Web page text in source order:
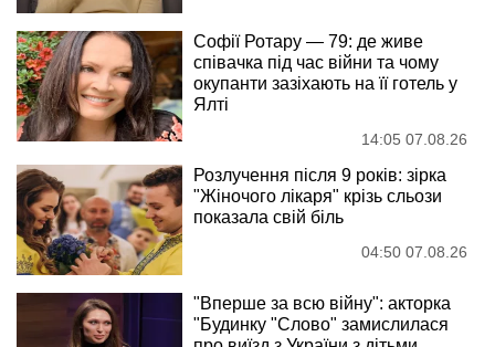
Софії Ротару — 79: де живе
співачка під час війни та чому
окупанти зазіхають на її готель у
Ялті
14:05 07.08.26
Розлучення після 9 років: зірка
"Жіночого лікаря" крізь сльози
показала свій біль
04:50 07.08.26
"Вперше за всю війну": акторка
"Будинку "Слово" замислилася